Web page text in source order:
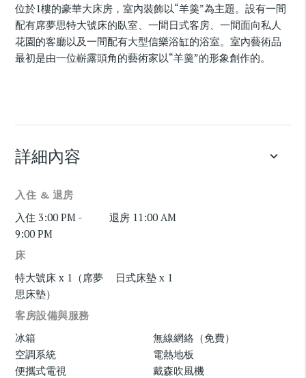
位於1樓的豪華大床房，室內裝飾以“羊羹”為主題。設有一間
配有席夢思特大號床的臥室、一間日式客房、一間面向私人
花園的客廳以及一間配有大型信樂浴缸的浴室。室內藝術品
最初是由一位嶄露頭角的藝術家以“羊羹”的形象創作的。
詳細內容 keyboard_arrow_down
入住 & 退房
入住 3:00 PM -
9:00 PM
退房 11:00 AM
床
特大號床 x 1（席夢
思床墊）
日式床墊 x 1
客房設備與服務
冰箱
無線網絡（免費）
空調系統
電熱地板
便攜式電視
戴森吹風機